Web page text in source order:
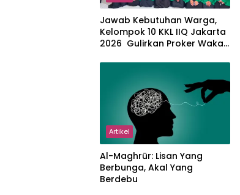
Jawab Kebutuhan Warga,
Kelompok 10 KKL IIQ Jakarta
2026 Gulirkan Proker Wakaf
Artikel
Al-Maghrūr: Lisan Yang
Berbunga, Akal Yang
Berdebu